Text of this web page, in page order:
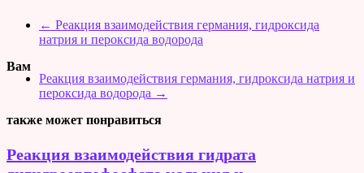
← Реакция взаимодействия германия, гидроксида
натрия и пероксида водорода
Реакция взаимодействия германия, гидроксида натрия и
пероксида водорода →
Вам
также может понравиться
Реакция взаимодействия гидрата